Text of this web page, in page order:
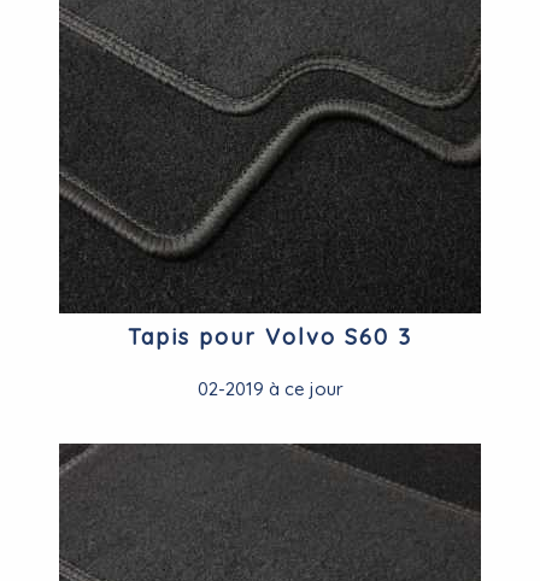
Tapis pour Volvo S60 3
02-2019 à ce jour